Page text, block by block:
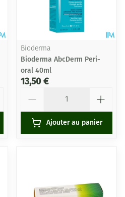
Bioderma
Bioderma AbcDerm Peri-
oral 40ml
13,50 €
Ajouter au panier